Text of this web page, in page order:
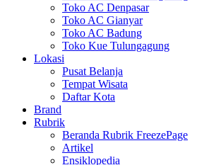
Toko AC Denpasar
Toko AC Gianyar
Toko AC Badung
Toko Kue Tulungagung
Lokasi
Pusat Belanja
Tempat Wisata
Daftar Kota
Brand
Rubrik
Beranda Rubrik FreezePage
Artikel
Ensiklopedia